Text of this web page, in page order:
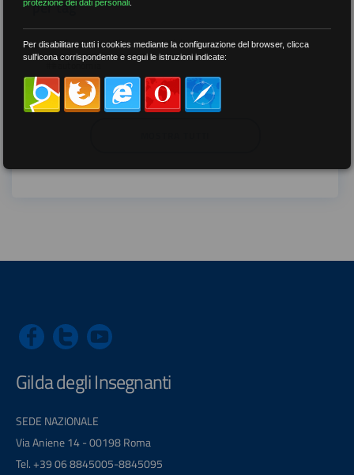
per tag
##DS ##FGU ##Gilda
##audoizioni
##autonomia
Gilda degli Insegnanti
SEDE NAZIONALE
Via Aniene 14 - 00198 Roma
Tel. +39 06 8845005-8845095
protezione dei dati personali.
Per disabilitare tutti i cookies mediante la configurazione del browser, clicca
sull'icona corrispondente e segui le istruzioni indicate: